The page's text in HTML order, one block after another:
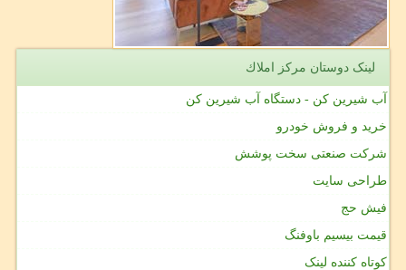
لینک دوستان مركز املاك
آب شیرین کن - دستگاه آب شیرین کن
خرید و فروش خودرو
شرکت صنعتی سخت پوشش
طراحی سایت
فیش حج
قیمت بیسیم باوفنگ
کوتاه کننده لینک